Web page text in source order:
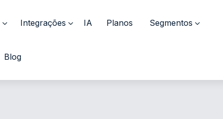
Integrações IA Planos Segmentos
Blog